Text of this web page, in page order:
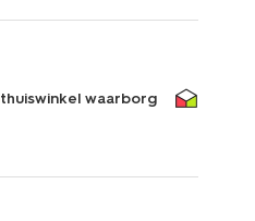
thuiswinkel waarborg